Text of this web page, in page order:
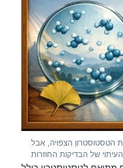
הטסטוסטרון הצפויה, אבל